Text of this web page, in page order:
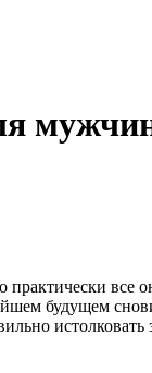
будущем